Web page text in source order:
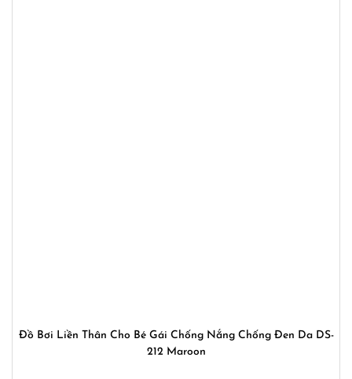
Đồ Bơi Liền Thân Cho Bé Gái Chống Nắng Chống Đen Da DS-
212 Maroon